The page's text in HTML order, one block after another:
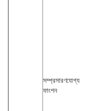
সম্প্রসারণযোগ্য
ফাংশন